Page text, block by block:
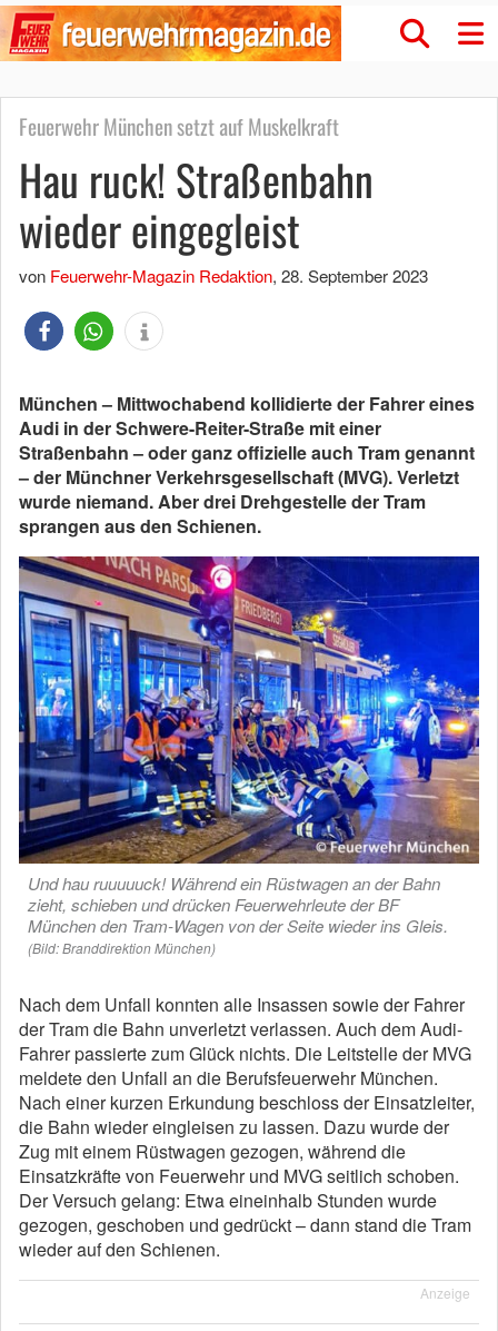
Feuerwehr München setzt auf Muskelkraft
Hau ruck! Straßenbahn
wieder eingegleist
von Feuerwehr-Magazin Redaktion, 28. September 2023
München – Mittwochabend kollidierte der Fahrer eines
Audi in der Schwere-Reiter-Straße mit einer
Straßenbahn – oder ganz offizielle auch Tram genannt
– der Münchner Verkehrsgesellschaft (MVG). Verletzt
wurde niemand. Aber drei Drehgestelle der Tram
sprangen aus den Schienen.
Und hau ruuuuuck! Während ein Rüstwagen an der Bahn
zieht, schieben und drücken Feuerwehrleute der BF
München den Tram-Wagen von der Seite wieder ins Gleis.
(Bild: Branddirektion München)
Nach dem Unfall konnten alle Insassen sowie der Fahrer
der Tram die Bahn unverletzt verlassen. Auch dem Audi-
Fahrer passierte zum Glück nichts. Die Leitstelle der MVG
meldete den Unfall an die Berufsfeuerwehr München.
Nach einer kurzen Erkundung beschloss der Einsatzleiter,
die Bahn wieder eingleisen zu lassen. Dazu wurde der
Zug mit einem Rüstwagen gezogen, während die
Einsatzkräfte von Feuerwehr und MVG seitlich schoben.
Der Versuch gelang: Etwa eineinhalb Stunden wurde
gezogen, geschoben und gedrückt – dann stand die Tram
wieder auf den Schienen.
Anzeige